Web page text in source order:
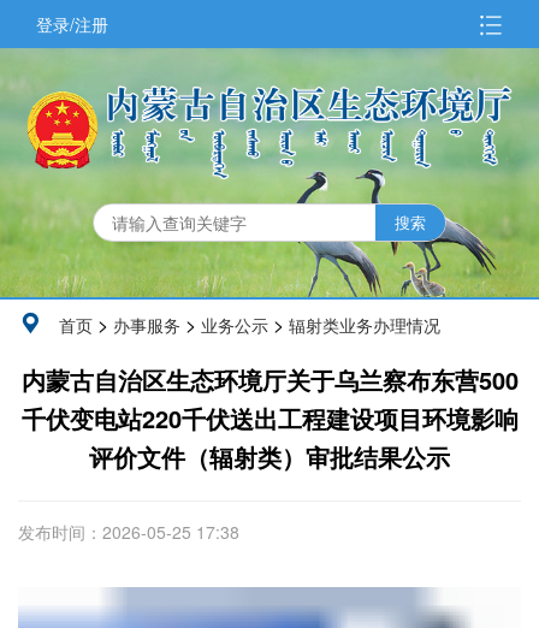
登录/注册
首页 > 办事服务 > 业务公示 > 辐射类业务办理情况
内蒙古自治区生态环境厅关于乌兰察布东营500
千伏变电站220千伏送出工程建设项目环境影响
评价文件（辐射类）审批结果公示
发布时间：2026-05-25 17:38